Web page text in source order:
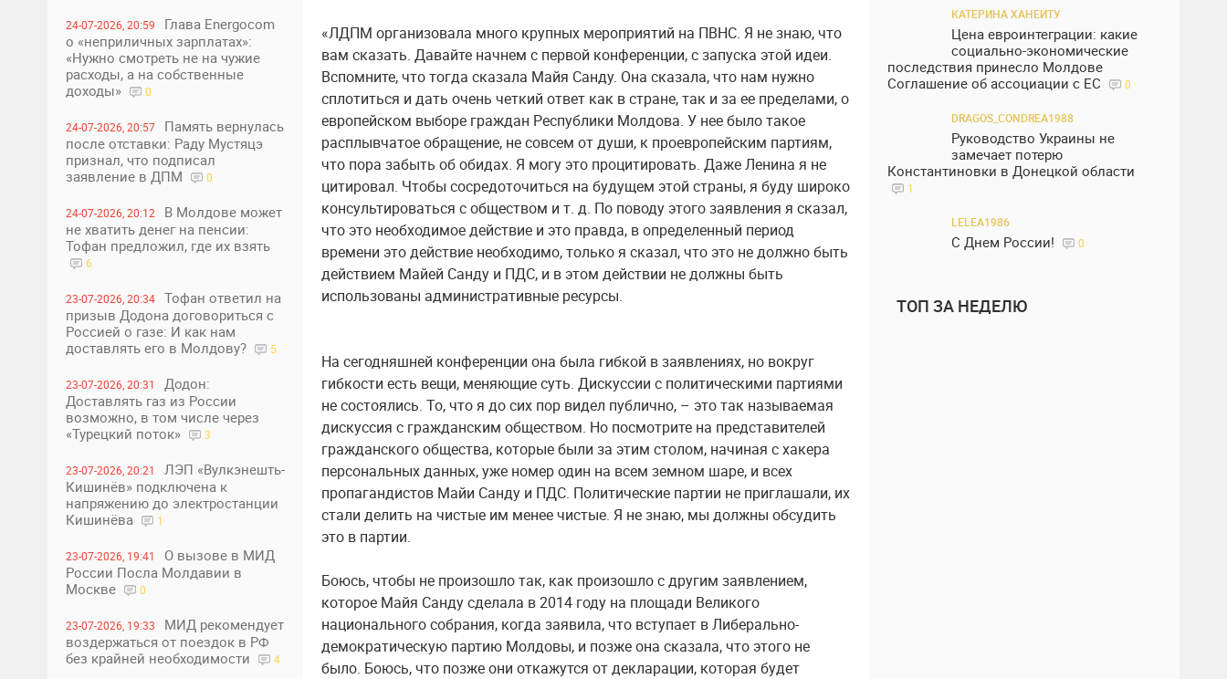
24-07-2026, 20:59
Глава Energocom
о «неприличных зарплатах»:
«Нужно смотреть не на чужие
расходы, а на собственные
доходы»
0
24-07-2026, 20:57
Память вернулась
после отставки: Раду Мустяцэ
признал, что подписал
заявление в ДПМ
0
24-07-2026, 20:12
В Молдове может
не хватить денег на пенсии:
Тофан предложил, где их взять
6
23-07-2026, 20:34
Тофан ответил на
призыв Додона договориться с
Россией о газе: И как нам
доставлять его в Молдову?
5
23-07-2026, 20:31
Додон:
Доставлять газ из России
возможно, в том числе через
«Турецкий поток»
3
23-07-2026, 20:21
ЛЭП «Вулкэнешть-
Кишинёв» подключена к
напряжению до электростанции
Кишинёва
1
23-07-2026, 19:41
О вызове в МИД
России Посла Молдавии в
Москве
0
23-07-2026, 19:33
МИД рекомендует
воздержаться от поездок в РФ
без крайней необходимости
4
«ЛДПМ организовала много крупных мероприятий на ПВНС. Я не знаю, что
вам сказать. Давайте начнем с первой конференции, с запуска этой идеи.
Вспомните, что тогда сказала Майя Санду. Она сказала, что нам нужно
сплотиться и дать очень четкий ответ как в стране, так и за ее пределами, о
европейском выборе граждан Республики Молдова. У нее было такое
расплывчатое обращение, не совсем от души, к проевропейским партиям,
что пора забыть об обидах. Я могу это процитировать. Даже Ленина я не
цитировал. Чтобы сосредоточиться на будущем этой страны, я буду широко
консультироваться с обществом и т. д. По поводу этого заявления я сказал,
что это необходимое действие и это правда, в определенный период
времени это действие необходимо, только я сказал, что это не должно быть
действием Майей Санду и ПДС, и в этом действии не должны быть
использованы административные ресурсы.
На сегодняшней конференции она была гибкой в заявлениях, но вокруг
гибкости есть вещи, меняющие суть. Дискуссии с политическими партиями
не состоялись. То, что я до сих пор видел публично, – это так называемая
дискуссия с гражданским обществом. Но посмотрите на представителей
гражданского общества, которые были за этим столом, начиная с хакера
персональных данных, уже номер один на всем земном шаре, и всех
пропагандистов Майи Санду и ПДС. Политические партии не приглашали, их
стали делить на чистые им менее чистые. Я не знаю, мы должны обсудить
это в партии.
Боюсь, чтобы не произошло так, как произошло с другим заявлением,
которое Майя Санду сделала в 2014 году на площади Великого
национального собрания, когда заявила, что вступает в Либерально-
демократическую партию Молдовы, и позже она сказала, что этого не
было. Боюсь, что позже они откажутся от декларации, которая будет
КАТЕРИНА ХАНЕИТУ
Цена евроинтеграции: какие
социально-экономические
последствия принесло Молдове
Соглашение об ассоциации с ЕС
0
DRAGOS_CONDREA1988
Руководство Украины не
замечает потерю
Константиновки в Донецкой области
1
LELEA1986
С Днем России! 0
ТОП ЗА НЕДЕЛЮ